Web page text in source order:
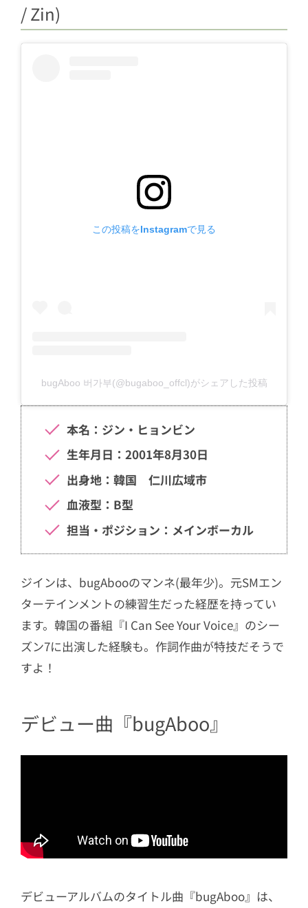
/ Zin)
この投稿をInstagramで見る
bugAboo 버가부(@bugaboo_offcl)がシェアした投稿
本名：ジン・ヒョンビン
生年月日：2001年8月30日
出身地：韓国 仁川広域市
血液型：B型
担当・ポジション：メインボーカル
ジインは、bugAbooのマンネ(最年少)。元SMエン
ターテインメントの練習生だった経歴を持ってい
ます。韓国の番組『I Can See Your Voice』のシー
ズン7に出演した経験も。作詞作曲が特技だそうで
すよ！
デビュー曲『bugAboo』
デビューアルバムのタイトル曲『bugAboo』は、